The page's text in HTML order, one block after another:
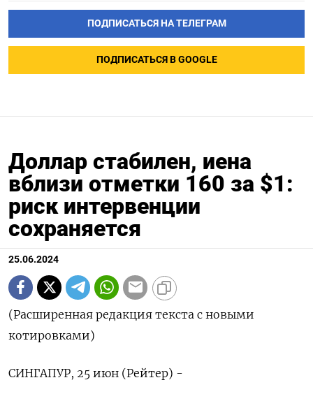
ПОДПИСАТЬСЯ НА ТЕЛЕГРАМ
ПОДПИСАТЬСЯ В GOOGLE
Доллар стабилен, иена
вблизи отметки 160 за $1:
риск интервенции
сохраняется
25.06.2024
(Расширенная редакция текста с новыми
котировками)
СИНГАПУР, 25 июн (Рейтер) -